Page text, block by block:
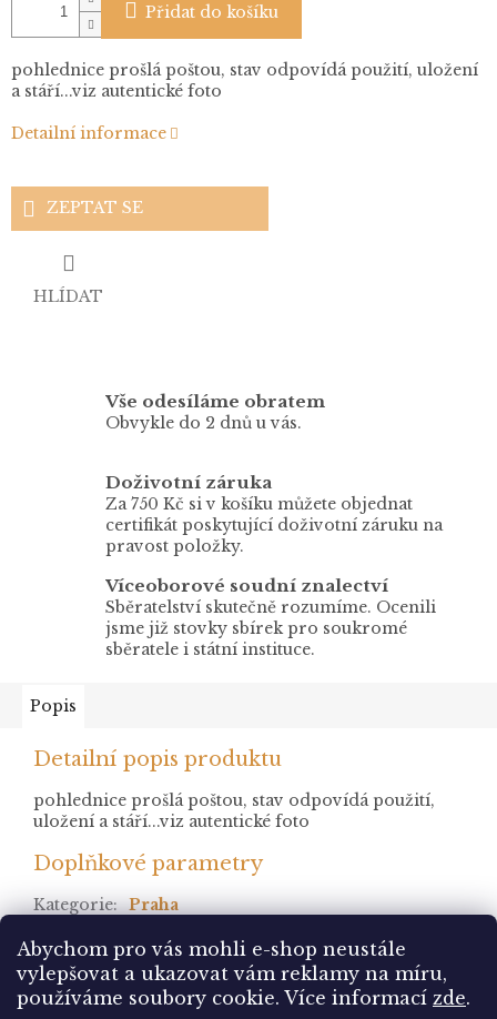
Abychom pro vás mohli e-shop neustále
vylepšovat a ukazovat vám reklamy na míru,
používáme soubory cookie. Více informací zde.
Přidat do košíku
pohlednice prošlá poštou, stav odpovídá použití, uložení
a stáří...viz autentické foto
Detailní informace
ZEPTAT SE
HLÍDAT
Vše odesíláme obratem
Obvykle do 2 dnů u vás.
Doživotní záruka
Za 750 Kč si v košíku můžete objednat
certifikát poskytující doživotní záruku na
pravost položky.
Víceoborové soudní znalectví
Sběratelství skutečně rozumíme. Ocenili
jsme již stovky sbírek pro soukromé
sběratele i státní instituce.
Popis
Detailní popis produktu
pohlednice prošlá poštou, stav odpovídá použití,
uložení a stáří...viz autentické foto
Doplňkové parametry
Kategorie: Praha